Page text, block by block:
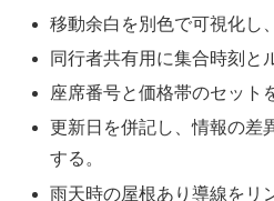
移動余白を別色で可視化し
同行者共有用に集合時刻と
座席番号と価格帯のセット
更新日を併記し、情報の差
する。
雨天時の屋根あり導線をリ